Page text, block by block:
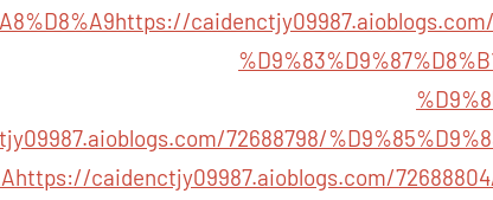
https://
72688798/
https://caidenctjy09987.aioblogs.com/